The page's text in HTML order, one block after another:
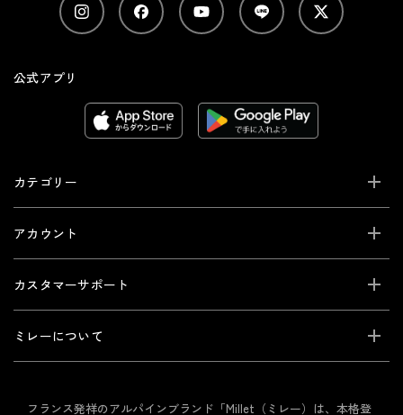
公式アプリ
カテゴリー
アカウント
カスタマーサポート
ミレーについて
フランス発祥のアルパインブランド「Millet（ミレー）は、本格登